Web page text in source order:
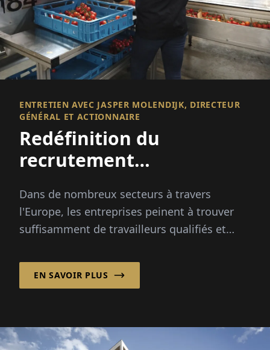
ENTRETIEN AVEC JASPER MOLENDIJK, DIRECTEUR
GÉNÉRAL ET ACTIONNAIRE
Redéfinition du
recrutement
Dans de nombreux secteurs à travers
l'Europe, les entreprises peinent à trouver
suffisamment de travailleurs qualifiés et
changements démographiques et...
EN SAVOIR PLUS